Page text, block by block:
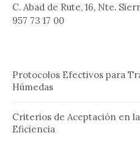
C. Abad de Rute, 16, Nte.
957 73 17 00
Protocolos Efectivos para
Húmedas
Criterios de Aceptación en
Eficiencia